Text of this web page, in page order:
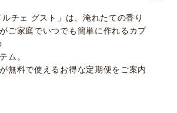
ルチェ グスト」は、淹れたての香り
ご家庭でいつでも簡単に作れるカプ
ム。
無料で使えるお得な定期便をご案内